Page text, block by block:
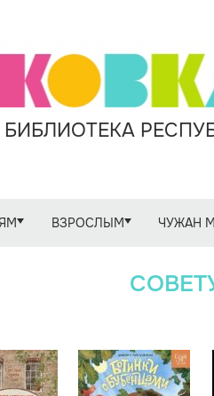
ВЗРОСЛЫМ ЧУЖАН